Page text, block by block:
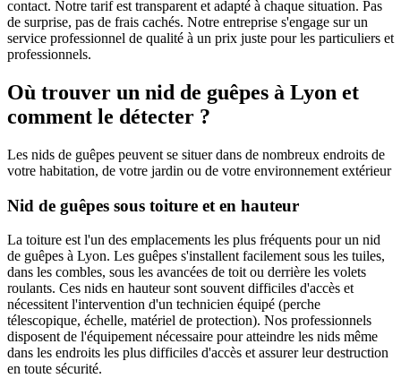
contact. Notre tarif est transparent et adapté à chaque situation. Pas
de surprise, pas de frais cachés. Notre entreprise s'engage sur un
service professionnel de qualité à un prix juste pour les particuliers et
professionnels.
Où trouver un nid de guêpes à Lyon et
comment le détecter ?
Les nids de guêpes peuvent se situer dans de nombreux endroits de
votre habitation, de votre jardin ou de votre environnement extérieur
Nid de guêpes sous toiture et en hauteur
La toiture est l'un des emplacements les plus fréquents pour un nid
de guêpes à Lyon. Les guêpes s'installent facilement sous les tuiles,
dans les combles, sous les avancées de toit ou derrière les volets
roulants. Ces nids en hauteur sont souvent difficiles d'accès et
nécessitent l'intervention d'un technicien équipé (perche
télescopique, échelle, matériel de protection). Nos professionnels
disposent de l'équipement nécessaire pour atteindre les nids même
dans les endroits les plus difficiles d'accès et assurer leur destruction
en toute sécurité.